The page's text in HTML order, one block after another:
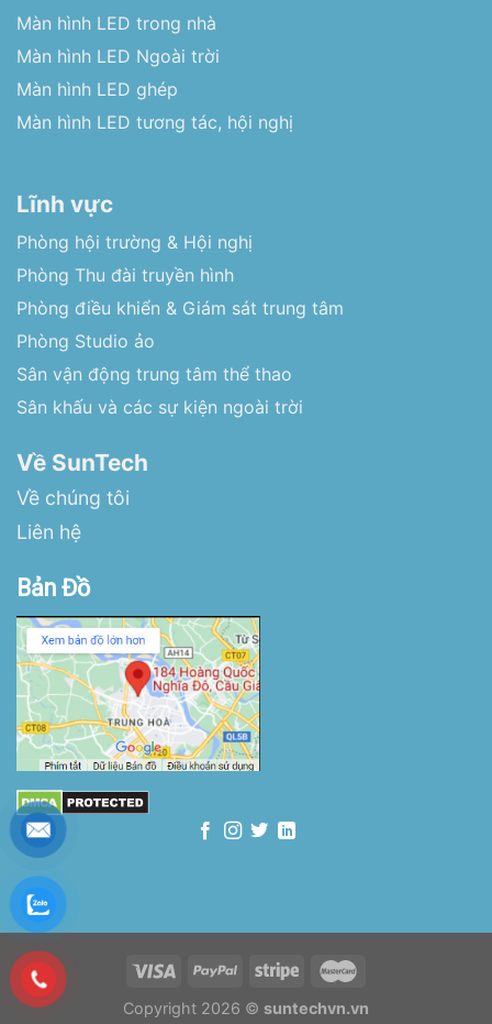
Màn hình LED trong nhà
Màn hình LED Ngoài trời
Màn hình LED ghép
Màn hình LED tương tác, hội nghị
Lĩnh vực
Phòng hội trường & Hội nghị
Phòng Thu đài truyền hình
Phòng điều khiển & Giám sát trung tâm
Phòng Studio ảo
Sân vận động trung tâm thể thao
Sân khấu và các sự kiện ngoài trời
Về SunTech
Về chúng tôi
Liên hệ
Bản Đồ
Copyright 2026 © suntechvn.vn